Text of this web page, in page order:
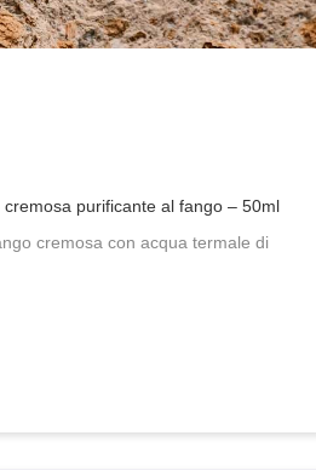
cremosa purificante al fango – 50ml
cremosa con acqua termale di